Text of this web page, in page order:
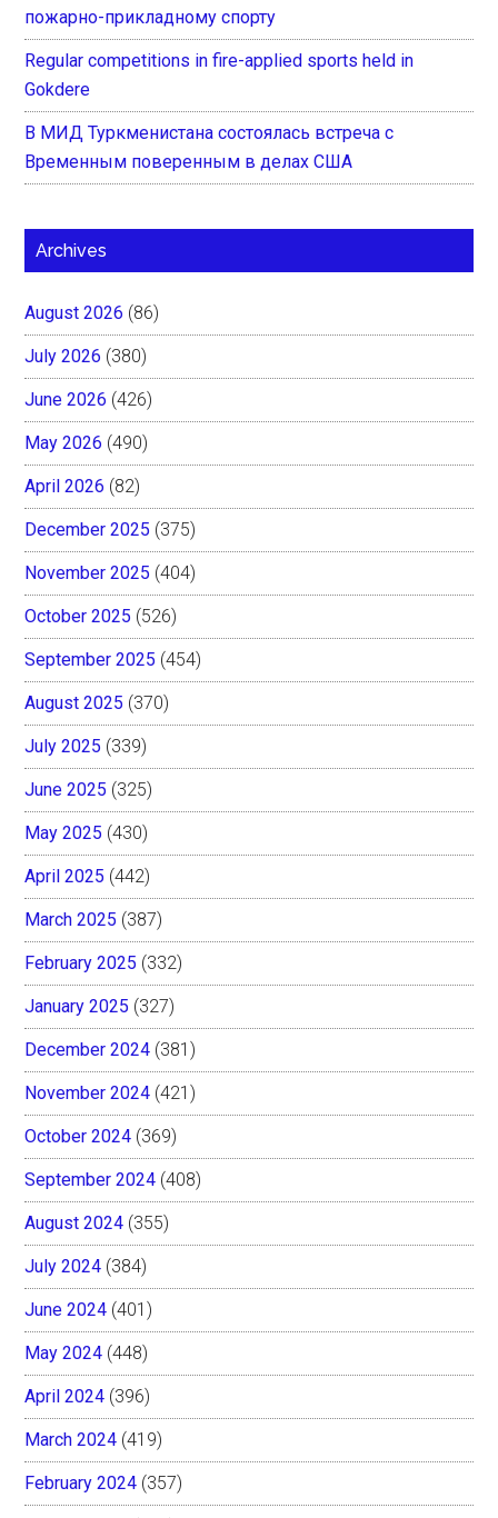
пожарно-прикладному спорту
Regular competitions in fire-applied sports held in
Gokdere
В МИД Туркменистана состоялась встреча с
Временным поверенным в делах США
Archives
August 2026 (86)
July 2026 (380)
June 2026 (426)
May 2026 (490)
April 2026 (82)
December 2025 (375)
November 2025 (404)
October 2025 (526)
September 2025 (454)
August 2025 (370)
July 2025 (339)
June 2025 (325)
May 2025 (430)
April 2025 (442)
March 2025 (387)
February 2025 (332)
January 2025 (327)
December 2024 (381)
November 2024 (421)
October 2024 (369)
September 2024 (408)
August 2024 (355)
July 2024 (384)
June 2024 (401)
May 2024 (448)
April 2024 (396)
March 2024 (419)
February 2024 (357)